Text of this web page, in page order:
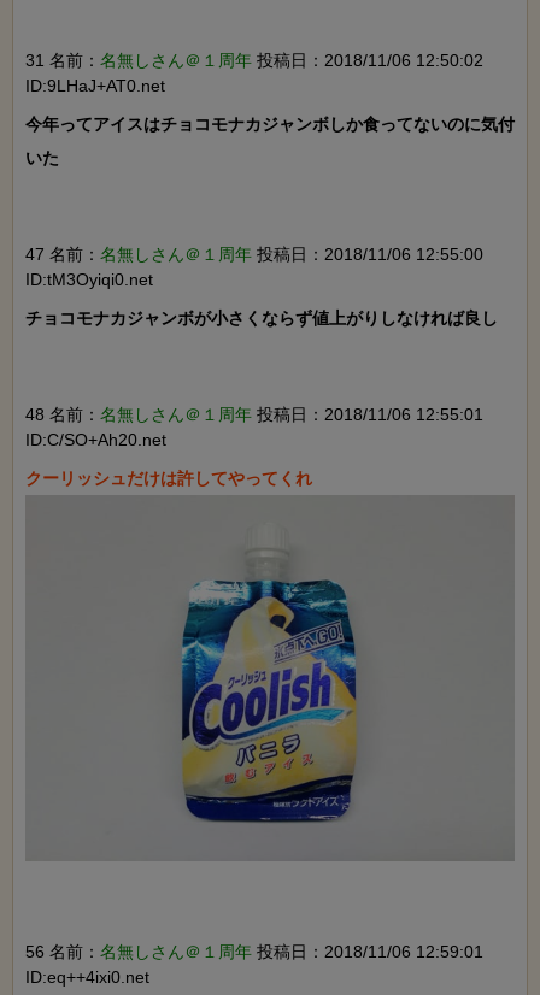
31 名前： 名無しさん＠１周年 投稿日：2018/11/06 12:50:02
ID:9LHaJ+AT0.net
今年ってアイスはチョコモナカジャンボしか食ってないのに気付
いた
47 名前： 名無しさん＠１周年 投稿日：2018/11/06 12:55:00
ID:tM3Oyiqi0.net
チョコモナカジャンボが小さくならず値上がりしなければ良し
48 名前： 名無しさん＠１周年 投稿日：2018/11/06 12:55:01
ID:C/SO+Ah20.net
56 名前： 名無しさん＠１周年 投稿日：2018/11/06 12:59:01
ID:eq++4ixi0.net